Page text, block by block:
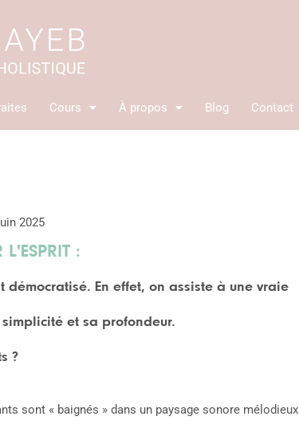
Cours À propos Blog Contact
2025
:
démocratisé. En effet, on assiste à une vraie
et sa profondeur.
?
sont « baignés » dans un paysage sonore mélodieux